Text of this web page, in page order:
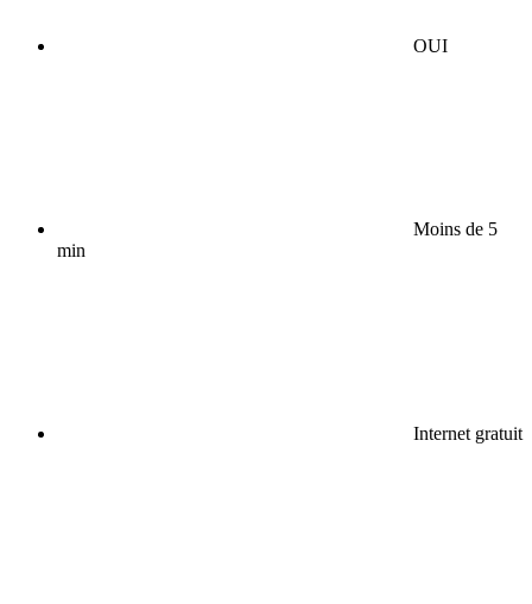
OUI
Moins de 5
min
Internet gratuit